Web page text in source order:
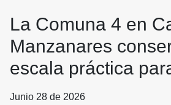
La Comuna 4 en
Manzanares
escala práctica
Junio 28 de 2026